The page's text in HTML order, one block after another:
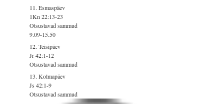
11. Esmaspäev
1Kn 22:13-23
Otsustavad sammud
9.09-15.50
12. Teisipäev
Jr 42:1-12
Otsustavad sammud
13. Kolmapäev
Js 42:1-9
Otsustavad sammud